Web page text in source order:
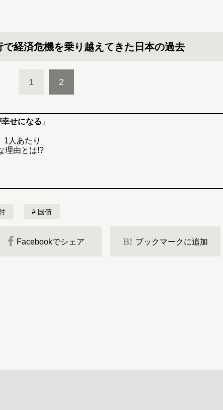
で経済危機を乗り越えてきた日本の過去
1 2
せになる 』
1人あたり
理由とは!?
国債
Facebookでシェア B! ブックマークに追加